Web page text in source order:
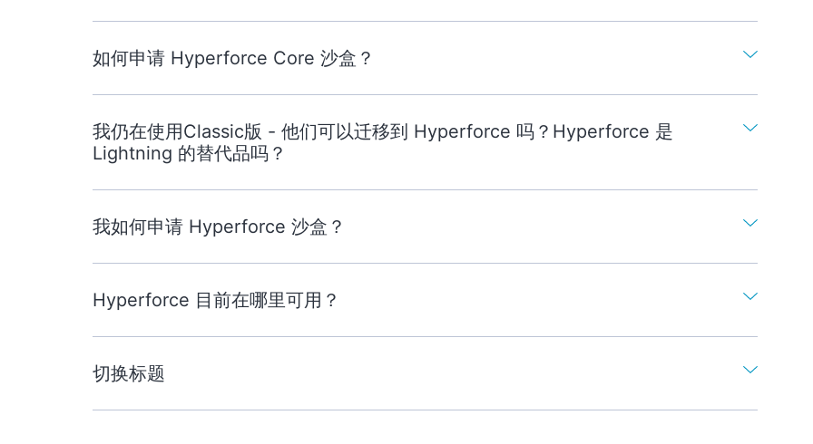
如何申请 Hyperforce Core 沙盒？
我仍在使用Classic版 - 他们可以迁移到 Hyperforce 吗？Hyperforce 是
Lightning 的替代品吗？
我如何申请 Hyperforce 沙盒？
Hyperforce 目前在哪里可用？
切换标题